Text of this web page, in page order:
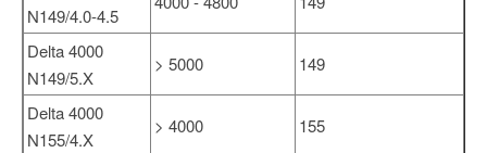
N149/4.0-4.5
Delta 4000
N149/5.X
> 5000 149
Delta 4000
N155/4.X
> 4000 155